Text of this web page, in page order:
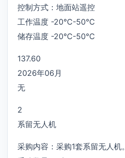
控制方式：地面站遥控
工作温度 -20℃-50℃
储存温度 -20℃-50℃
137.60
2026年06月
无
2
系留无人机
采购内容：采购1套系留无人机。